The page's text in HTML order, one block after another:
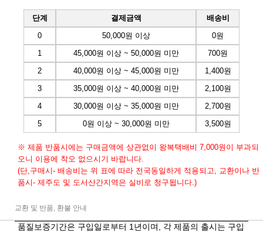
단계 결제금액
배송비
0
50,000원 이상
0원
1
45,000원 이상 ~ 50,000원 미만
700원
2
40,000원 이상 ~ 45,000원 미만
1,400원
3
35,000원 이상 ~ 40,000원 미만
2,100원
4
30,000원 이상 ~ 35,000원 미만
2,700원
5
0원 이상 ~ 30,000원 미만 3,500원
※ 제품 반품시에는 구매금액에 상관없이 왕복택배비 7,000원이 부과되
오니 이용에 착오 없으시기 바랍니다.
(단,구매시- 배송비는 위 표에 따라 전국동일하게 적용되고, 교환이나 반
품시- 제주도 및 도서산간지역은 실비로 청구됩니다.)
교환 및 반품, 환불 안내
품질보증기간은 구입일로부터 1년이며, 각 제품의 출시는 구입